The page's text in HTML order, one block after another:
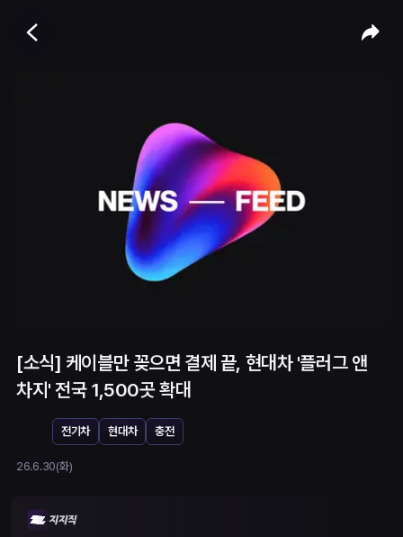
[소식] 케이블만 꽂으면 결제 끝, 현대차 '플러그 앤
차지' 전국 1,500곳 확대
전기차 현대차 충전
26.6.30(화)